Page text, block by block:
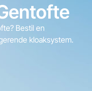
Bestil en
kloaksystem.